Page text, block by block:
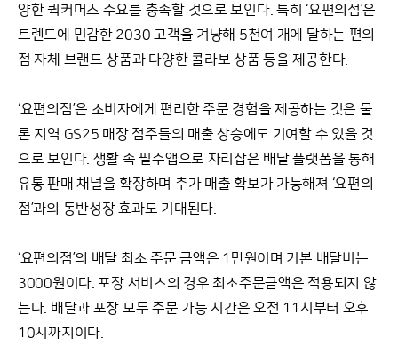
양한 퀵커머스 수요를 충족할 것으로 보인다. 특히 ‘요편의점’은
트렌드에 민감한 2030 고객을 겨냥해 5천여 개에 달하는 편의
점 자체 브랜드 상품과 다양한 콜라보 상품 등을 제공한다.
‘요편의점’은 소비자에게 편리한 주문 경험을 제공하는 것은 물
론 지역 GS25 매장 점주들의 매출 상승에도 기여할 수 있을 것
으로 보인다. 생활 속 필수앱으로 자리잡은 배달 플랫폼을 통해
유통 판매 채널을 확장하며 추가 매출 확보가 가능해져 ‘요편의
점’과의 동반성장 효과도 기대된다.
‘요편의점’의 배달 최소 주문 금액은 1만원이며 기본 배달비는
3000원이다. 포장 서비스의 경우 최소주문금액은 적용되지 않
는다. 배달과 포장 모두 주문 가능 시간은 오전 11시부터 오후
10시까지이다.